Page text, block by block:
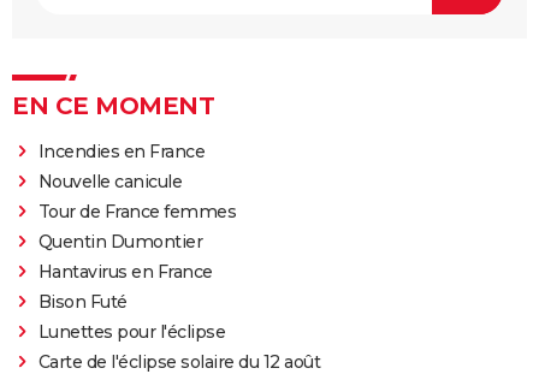
EN CE MOMENT
Incendies en France
Nouvelle canicule
Tour de France femmes
Quentin Dumontier
Hantavirus en France
Bison Futé
Lunettes pour l'éclipse
Carte de l'éclipse solaire du 12 août